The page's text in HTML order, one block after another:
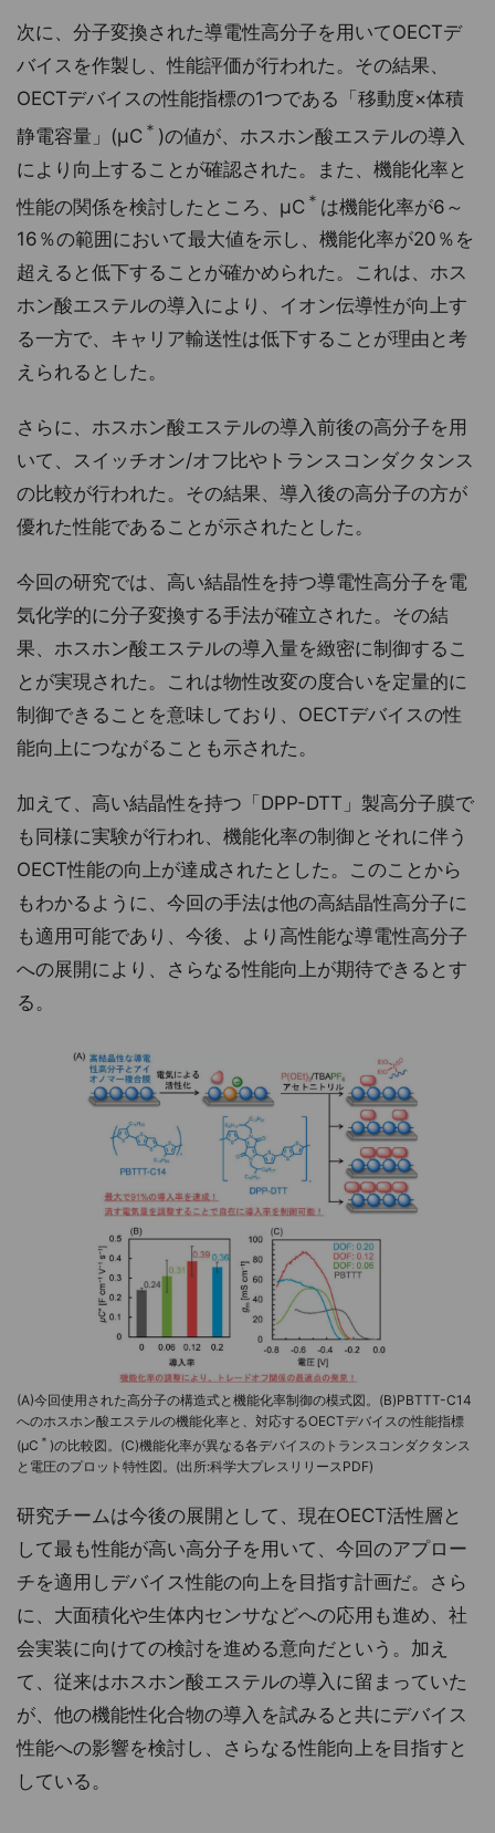
次に、分子変換された導電性高分子を用いてOECTデ
バイスを作製し、性能評価が行われた。その結果、
OECTデバイスの性能指標の1つである「移動度×体積
静電容量」(μC ＊ )の値が、ホスホン酸エステルの導入
により向上することが確認された。また、機能化率と
性能の関係を検討したところ、μC ＊ は機能化率が6～
16％の範囲において最大値を示し、機能化率が20％を
超えると低下することが確かめられた。これは、ホス
ホン酸エステルの導入により、イオン伝導性が向上す
る一方で、キャリア輸送性は低下することが理由と考
えられるとした。
さらに、ホスホン酸エステルの導入前後の高分子を用
いて、スイッチオン/オフ比やトランスコンダクタンス
の比較が行われた。その結果、導入後の高分子の方が
優れた性能であることが示されたとした。
今回の研究では、高い結晶性を持つ導電性高分子を電
気化学的に分子変換する手法が確立された。その結
果、ホスホン酸エステルの導入量を緻密に制御するこ
とが実現された。これは物性改変の度合いを定量的に
制御できることを意味しており、OECTデバイスの性
能向上につながることも示された。
加えて、高い結晶性を持つ「DPP-DTT」製高分子膜で
も同様に実験が行われ、機能化率の制御とそれに伴う
OECT性能の向上が達成されたとした。このことから
もわかるように、今回の手法は他の高結晶性高分子に
も適用可能であり、今後、より高性能な導電性高分子
への展開により、さらなる性能向上が期待できるとす
る。
(A)今回使用された高分子の構造式と機能化率制御の模式図。(B)PBTTT-C14
へのホスホン酸エステルの機能化率と、対応するOECTデバイスの性能指標
(μC ＊ )の比較図。(C)機能化率が異なる各デバイスのトランスコンダクタンス
と電圧のプロット特性図。(出所:科学大プレスリリースPDF)
研究チームは今後の展開として、現在OECT活性層と
して最も性能が高い高分子を用いて、今回のアプロー
チを適用しデバイス性能の向上を目指す計画だ。さら
に、大面積化や生体内センサなどへの応用も進め、社
会実装に向けての検討を進める意向だという。加え
て、従来はホスホン酸エステルの導入に留まっていた
が、他の機能性化合物の導入を試みると共にデバイス
性能への影響を検討し、さらなる性能向上を目指すと
している。